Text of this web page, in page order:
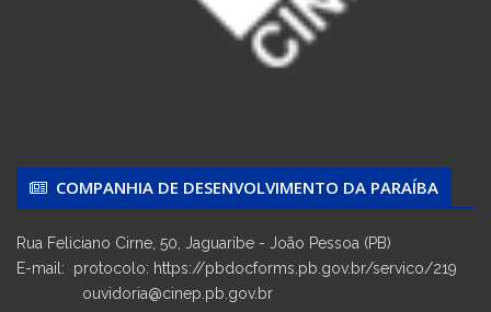
COMPANHIA DE DESENVOLVIMENTO DA PARAÍBA
Rua Feliciano Cirne, 50, Jaguaribe - João Pessoa (PB)
E-mail: protocolo: https://pbdocforms.pb.gov.br/servico/219
ouvidoria@cinep.pb.gov.br